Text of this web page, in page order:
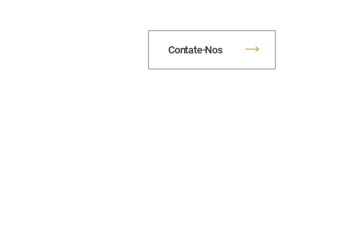
Contate-Nos